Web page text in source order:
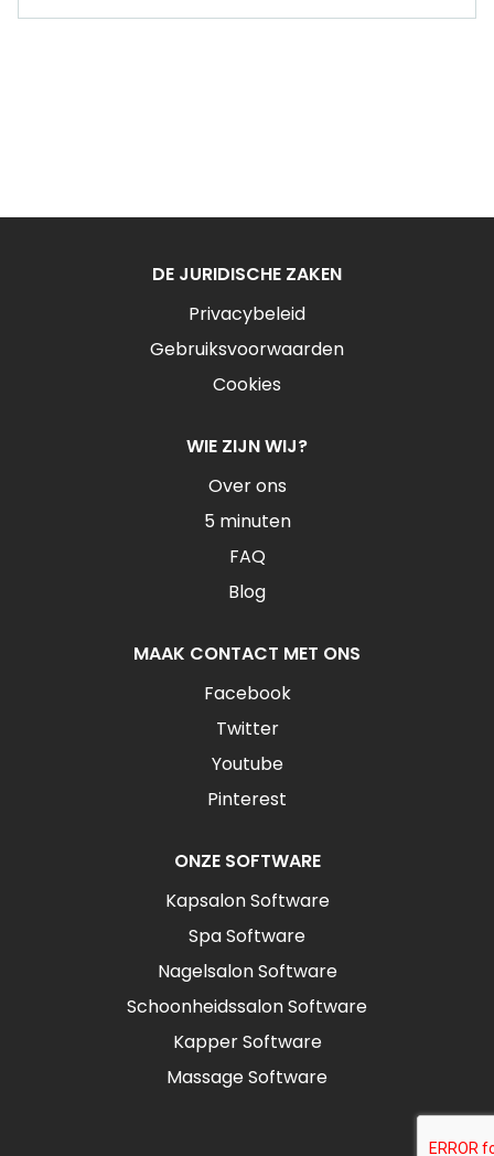
DE JURIDISCHE ZAKEN
Privacybeleid
Gebruiksvoorwaarden
Cookies
WIE ZIJN WIJ?
Over ons
5 minuten
FAQ
Blog
MAAK CONTACT MET ONS
Facebook
Twitter
Youtube
Pinterest
ONZE SOFTWARE
Kapsalon Software
Spa Software
Nagelsalon Software
Schoonheidssalon Software
Kapper Software
Massage Software